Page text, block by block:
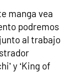
manga vea
podremos
al trabajo
y ‘King of